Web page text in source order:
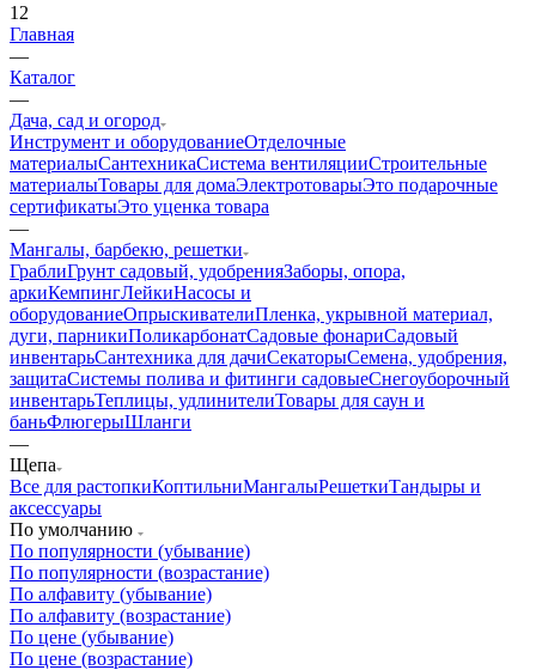
12
Главная
—
Каталог
—
Дача, сад и огород
Инструмент и оборудованиеОтделочные
материалыСантехникаСистема вентиляцииСтроительные
материалыТовары для домаЭлектротоварыЭто подарочные
сертификатыЭто уценка товара
—
Мангалы, барбекю, решетки
ГраблиГрунт садовый, удобренияЗаборы, опора,
аркиКемпингЛейкиНасосы и
оборудованиеОпрыскивателиПленка, укрывной материал,
дуги, парникиПоликарбонатСадовые фонариСадовый
инвентарьСантехника для дачиСекаторыСемена, удобрения,
защитаСистемы полива и фитинги садовыеСнегоуборочный
инвентарьТеплицы, удлинителиТовары для саун и
баньФлюгерыШланги
—
Щепа
Все для растопкиКоптильниМангалыРешеткиТандыры и
аксессуары
По умолчанию
По популярности (убывание)
По популярности (возрастание)
По алфавиту (убывание)
По алфавиту (возрастание)
По цене (убывание)
По цене (возрастание)